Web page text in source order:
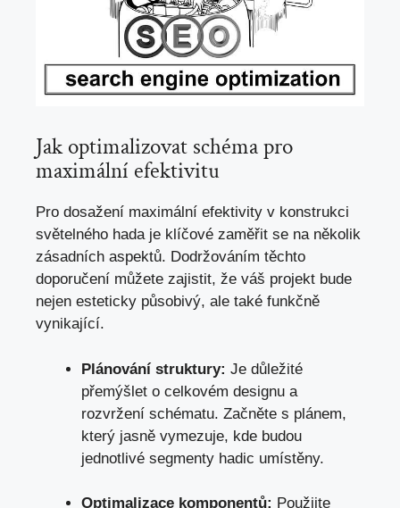
Jak optimalizovat schéma pro
maximální efektivitu
Pro dosažení maximální efektivity v konstrukci
světelného hada je klíčové zaměřit se na několik
zásadních aspektů. Dodržováním těchto
doporučení můžete zajistit, že váš projekt bude
nejen esteticky působivý, ale také funkčně
vynikající.
Plánování struktury: Je důležité
přemýšlet o celkovém designu a
rozvržení schématu. Začněte s plánem,
který jasně vymezuje, kde budou
jednotlivé segmenty hadic umístěny.
Optimalizace komponentů: Použijte